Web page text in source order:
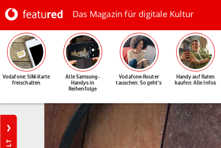
Das Magazin für digitale Kultur
Vodafone: SIM-Karte
freischalten
Alle Samsung-
Handys in
Reihenfolge
Vodafone-Router
tauschen: So geht's
Handy auf Raten
kaufen: Alle Infos